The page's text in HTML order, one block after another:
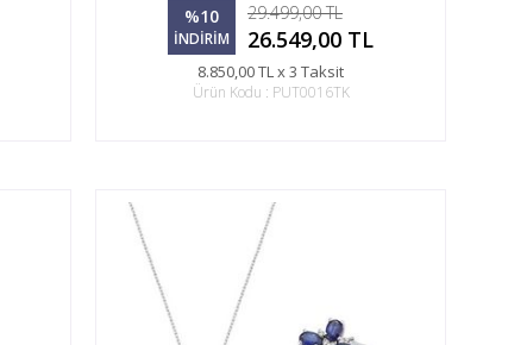
%10
İNDİRİM
29.499,00 TL
26.549,00 TL
8.850,00 TL x 3 Taksit
Ürün Kodu : PUT0016TK